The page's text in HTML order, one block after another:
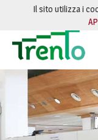
Salta al contenuto
Il sito utilizza i